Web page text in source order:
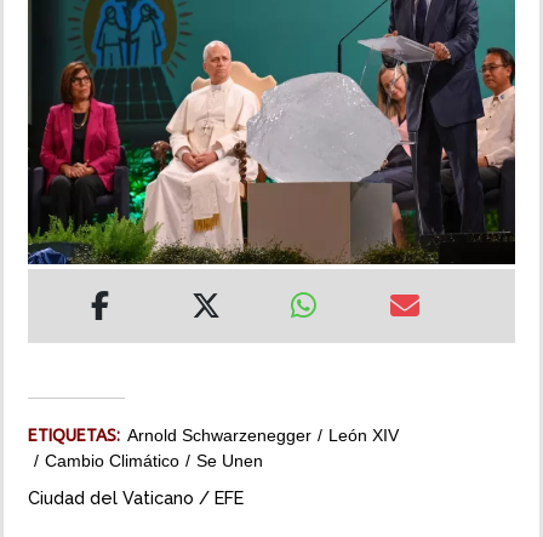
DEPORTES
MUNDO
INSÓLITAS
MULTIMEDIA
IMPRESO
ETIQUETAS: Arnold Schwarzenegger
León XIV
Cambio Climático
Se Unen
Ciudad del Vaticano / EFE